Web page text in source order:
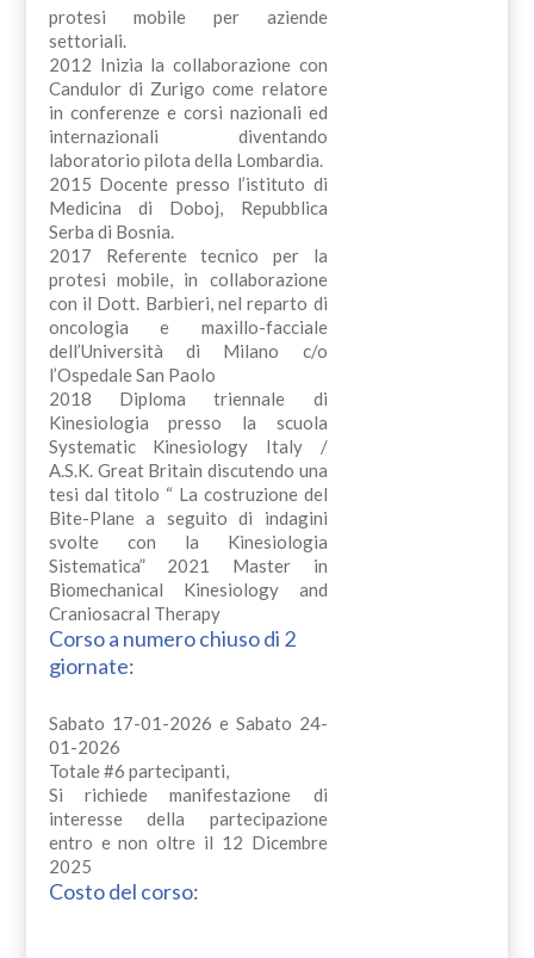
protesi mobile per aziende
settoriali.
2012 Inizia la collaborazione con
Candulor di Zurigo come relatore
in conferenze e corsi nazionali ed
internazionali diventando
laboratorio pilota della Lombardia.
2015 Docente presso l’istituto di
Medicina di Doboj, Repubblica
Serba di Bosnia.
2017 Referente tecnico per la
protesi mobile, in collaborazione
con il Dott. Barbieri, nel reparto di
oncologia e maxillo-facciale
dell’Università di Milano c/o
l’Ospedale San Paolo
2018 Diploma triennale di
Kinesiologia presso la scuola
Systematic Kinesiology Italy /
A.S.K. Great Britain discutendo una
tesi dal titolo “ La costruzione del
Bite-Plane a seguito di indagini
svolte con la Kinesiologia
Sistematica” 2021 Master in
Biomechanical Kinesiology and
Craniosacral Therapy
Corso a numero chiuso di 2
giornate:
Sabato 17-01-2026 e Sabato 24-
01-2026
Totale #6 partecipanti,
Si richiede manifestazione di
interesse della partecipazione
entro e non oltre il 12 Dicembre
2025
Costo del corso: